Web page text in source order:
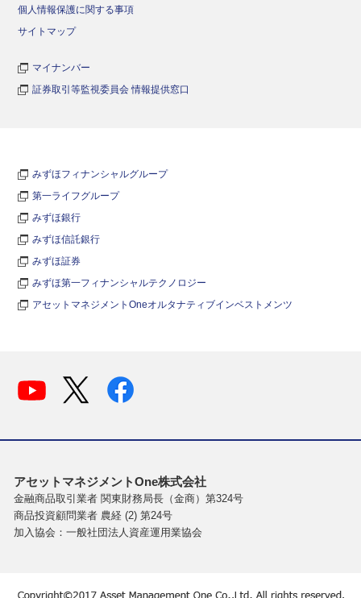
個人情報保護に関する事項
サイトマップ
マイナンバー
証券取引等監視委員会 情報提供窓口
みずほフィナンシャルグループ
第一ライフグループ
みずほ銀行
みずほ信託銀行
みずほ証券
みずほ第一フィナンシャルテクノロジー
アセットマネジメントOneオルタナティブインベストメンツ
アセットマネジメントOne株式会社
金融商品取引業者 関東財務局長（金商）第324号
商品投資顧問業者 農経 (2) 第24号
加入協会：一般社団法人資産運用業協会